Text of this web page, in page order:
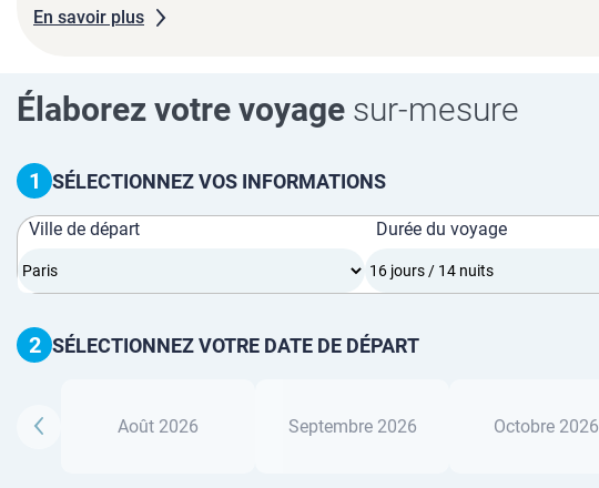
En savoir plus
Élaborez votre voyage sur-mesure
1 SÉLECTIONNEZ VOS INFORMATIONS
Ville de départ Durée du voyage
2 SÉLECTIONNEZ VOTRE DATE DE DÉPART
Août 2026 Septembre 2026 Octobre 2026